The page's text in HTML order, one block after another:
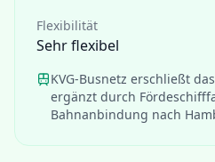
Flexibilität
Sehr flexibel
KVG-Busnetz erschließt
ergänzt durch
Bahnanbindung nach